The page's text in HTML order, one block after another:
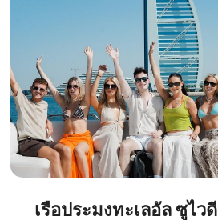
เรือประมงทะเลอัล ซูไวดี